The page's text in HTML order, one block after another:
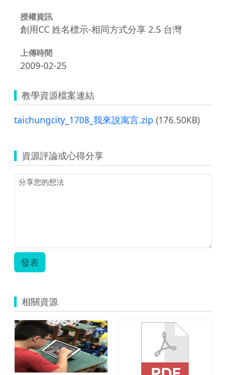
授權資訊
創用CC 姓名標示-相同方式分享 2.5 台灣
上傳時間
2009-02-25
教學資源檔案連結
taichungcity_1708_我來說寓言.zip (176.50KB)
資源評論或心得分享
發表
相關資源